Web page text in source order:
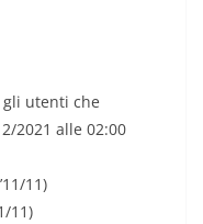
utenti che
2021 alle 02:00
11)
11)